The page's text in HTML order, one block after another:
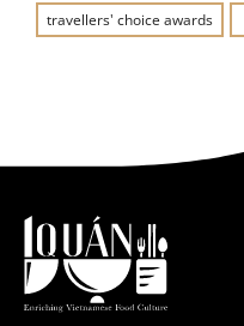
travellers' choice awards